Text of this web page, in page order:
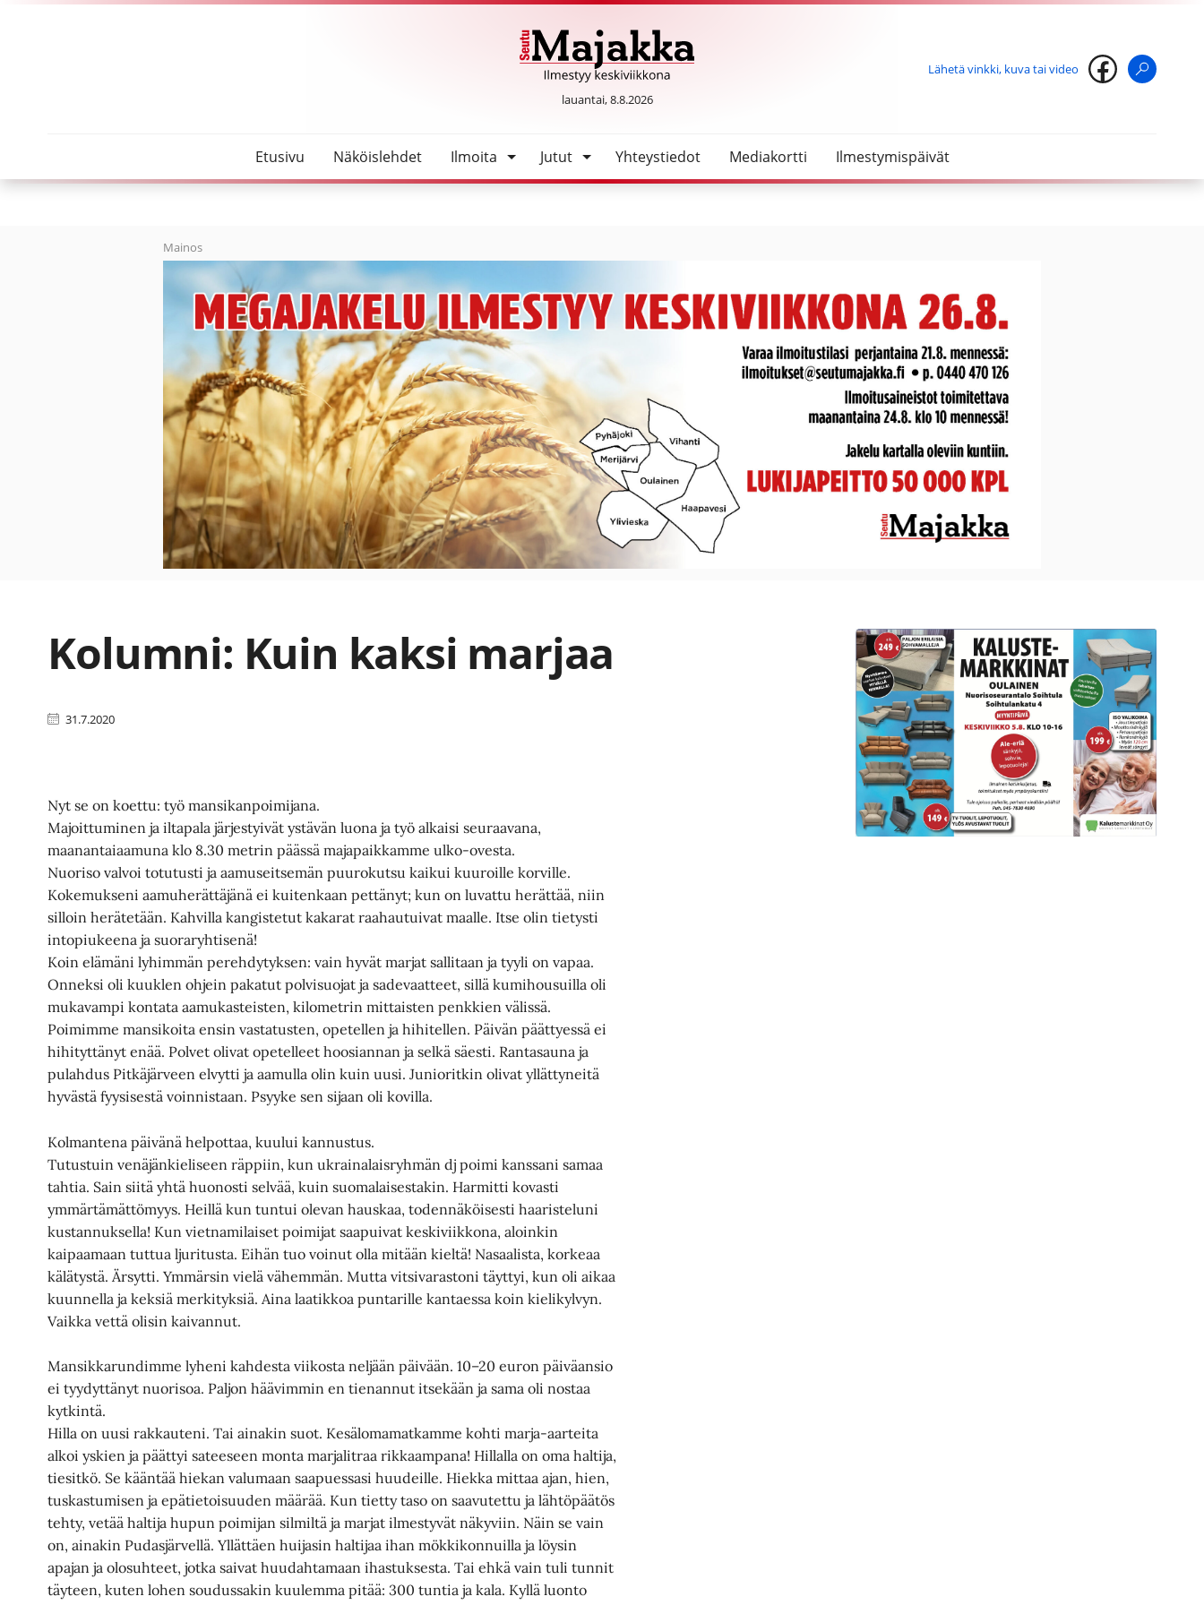
SeutuMajakka
lauantai, 8.8.2026
Lähetä vinkki, kuva tai video
Etusivu Näköislehdet Ilmoita Jutut Yhteystiedot Mediakortti Ilmestymispäivät
Mainos
Kolumni: Kuin kaksi marjaa
31.7.2020
Nyt se on koettu: työ mansikanpoimijana.
Majoittuminen ja iltapala järjestyivät ystävän luona ja työ alkaisi seuraavana,
maanantaiaamuna klo 8.30 metrin päässä majapaikkamme ulko-ovesta.
Nuoriso valvoi totutusti ja aamuseitsemän puurokutsu kaikui kuuroille korville.
Kokemukseni aamuherättäjänä ei kuitenkaan pettänyt; kun on luvattu herättää, niin
silloin herätetään. Kahvilla kangistetut kakarat raahautuivat maalle. Itse olin tietysti
intopiukeena ja suoraryhtisenä!
Koin elämäni lyhimmän perehdytyksen: vain hyvät marjat sallitaan ja tyyli on vapaa.
Onneksi oli kuuklen ohjein pakatut polvisuojat ja sadevaatteet, sillä kumihousuilla oli
mukavampi kontata aamukasteisten, kilometrin mittaisten penkkien välissä.
Poimimme mansikoita ensin vastatusten, opetellen ja hihitellen. Päivän päättyessä ei
hihityttänyt enää. Polvet olivat opetelleet hoosiannan ja selkä säesti. Rantasauna ja
pulahdus Pitkäjärveen elvytti ja aamulla olin kuin uusi. Junioritkin olivat yllättyneitä
hyvästä fyysisestä voinnistaan. Psyyke sen sijaan oli kovilla.
Kolmantena päivänä helpottaa, kuului kannustus.
Tutustuin venäjänkieliseen räppiin, kun ukrainalaisryhmän dj poimi kanssani samaa
tahtia. Sain siitä yhtä huonosti selvää, kuin suomalaisestakin. Harmitti kovasti
ymmärtämättömyys. Heillä kun tuntui olevan hauskaa, todennäköisesti haaristeluni
kustannuksella! Kun vietnamilaiset poimijat saapuivat keskiviikkona, aloinkin
kaipaamaan tuttua ljuritusta. Eihän tuo voinut olla mitään kieltä! Nasaalista, korkeaa
kälätystä. Ärsytti. Ymmärsin vielä vähemmän. Mutta vitsivarastoni täyttyi, kun oli aikaa
kuunnella ja keksiä merkityksiä. Aina laatikkoa puntarille kantaessa koin kielikylvyn.
Vaikka vettä olisin kaivannut.
Mansikkarundimme lyheni kahdesta viikosta neljään päivään. 10–20 euron päiväansio
ei tyydyttänyt nuorisoa. Paljon häävimmin en tienannut itsekään ja sama oli nostaa
kytkintä.
Hilla on uusi rakkauteni. Tai ainakin suot. Kesälomamatkamme kohti marja-aarteita
alkoi yskien ja päättyi sateeseen monta marjalitraa rikkaampana! Hillalla on oma haltija,
tiesitkö. Se kääntää hiekan valumaan saapuessasi huudeille. Hiekka mittaa ajan, hien,
tuskastumisen ja epätietoisuuden määrää. Kun tietty taso on saavutettu ja lähtöpäätös
tehty, vetää haltija hupun poimijan silmiltä ja marjat ilmestyvät näkyviin. Näin se vain
on, ainakin Pudasjärvellä. Yllättäen huijasin haltijaa ihan mökkikonnuilla ja löysin
apajan ja olosuhteet, jotka saivat huudahtamaan ihastuksesta. Tai ehkä vain tuli tunnit
täyteen, kuten lohen soudussakin kuulemma pitää: 300 tuntia ja kala. Kyllä luonto